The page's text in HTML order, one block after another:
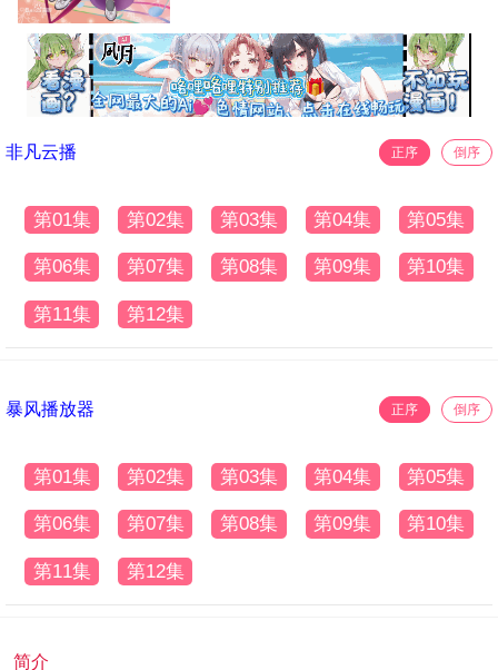
非凡云播 正序 倒序
第01集 第02集 第03集 第04集 第05集
第06集 第07集 第08集 第09集 第10集
第11集 第12集
暴风播放器 正序 倒序
第01集 第02集 第03集 第04集 第05集
第06集 第07集 第08集 第09集 第10集
第11集 第12集
简介